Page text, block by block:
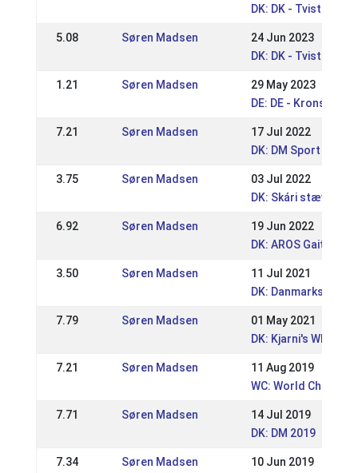
DK: DK - Tvisturs
5.08 Søren Madsen
24 Jun 2023
DK: DK - Tvisturs
1.21 Søren Madsen
29 May 2023
DE: DE - Kronshof
7.21 Søren Madsen
17 Jul 2022
DK: DM Sport og
3.75 Søren Madsen
03 Jul 2022
DK: Skári stævne
6.92 Søren Madsen
19 Jun 2022
DK: AROS Gait
3.50 Søren Madsen
11 Jul 2021
DK:
7.79 Søren Madsen
01 May 2021
DK: Kjarni's WRL /
7.21 Søren Madsen
11 Aug 2019
WC: World
7.71 Søren Madsen
14 Jul 2019
DK: DM 2019
7.34 Søren Madsen
10 Jun 2019